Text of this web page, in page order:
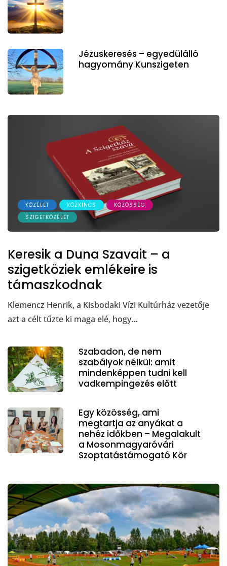
Jézuskeresés – egyedülálló
hagyomány Kunszigeten
KÖZÉLET KÖZKINCS
KÖZÖSSÉG
SZIGETKÖZÉLET
Keresik a Duna Szavait – a
szigetköziek emlékeire is
támaszkodnak
Klemencz Henrik, a Kisbodaki Vízi Kultúrház vezetője
azt a célt tűzte ki maga elé, hogy…
Szabadon, de nem
szabályok nélkül: amit
mindenképpen tudni kell
vadkempingezés előtt
Egy közösség, ami
megtartja az anyákat a
nehéz időkben – Megalakult
a Mosonmagyaróvári
Szoptatástámogató Kör